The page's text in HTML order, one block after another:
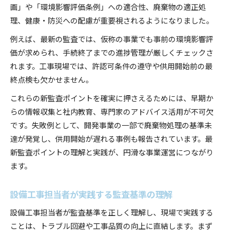
画」や「環境影響評価条例」への適合性、廃棄物の適正処
理、健康・防災への配慮が重要視されるようになりました。
例えば、最新の監査では、仮称の事業でも事前の環境影響評
価が求められ、手続終了までの進捗管理が厳しくチェックさ
れます。工事現場では、許認可条件の遵守や供用開始前の最
終点検も欠かせません。
これらの新監査ポイントを確実に押さえるためには、早期か
らの情報収集と社内教育、専門家のアドバイス活用が不可欠
です。失敗例として、開発事業の一部で廃棄物処理の基準未
達が発覚し、供用開始が遅れる事例も報告されています。最
新監査ポイントの理解と実践が、円滑な事業運営につながり
ます。
設備工事担当者が実践する監査基準の理解
設備工事担当者が監査基準を正しく理解し、現場で実践する
ことは、トラブル回避や工事品質の向上に直結します。まず